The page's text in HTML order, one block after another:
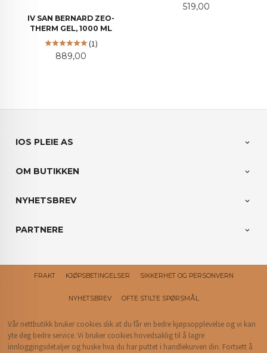
IV SAN BERNARD ZEO-
THERM GEL, 1000 ML
(1)
Pris
889,00
Pris
519,00
IOS PLEIE AS
OM BUTIKKEN
NYHETSBREV
PARTNERE
FRAKT KJØPSBETINGELSER SIKKERHET OG PERSONVERN
NYHETSBREV OFTE STILTE SPØRSMÅL
Vår nettbutikk bruker cookies slik at du får en bedre kjøpsopplevelse og vi kan
yte deg bedre service. Vi bruker cookies hovedsaklig til å lagre
innloggingsdetaljer og huske hva du har puttet i handlekurven din. Fortsett å